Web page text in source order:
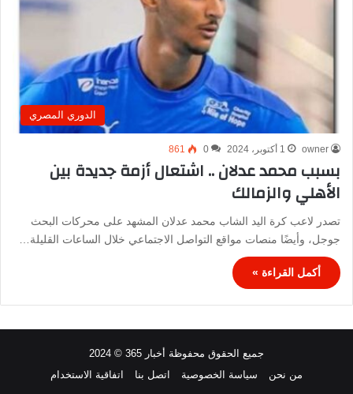
الدوري المصري
owner 1 أكتوبر، 2024 0
861
بسبب محمد عدلان .. اشتعال أزمة جديدة بين
الأهلي والزمالك
تصدر لاعب كرة اليد الشاب محمد عدلان المشهد على محركات البحث
جوجل، وأيضًا منصات مواقع التواصل الاجتماعي خلال الساعات القليلة…
أكمل القراءة »
جميع الحقوق محفوظة أخبار 365 © 2024
من نحن
سياسة الخصوصية اتصل بنا اتفاقية الاستخدام